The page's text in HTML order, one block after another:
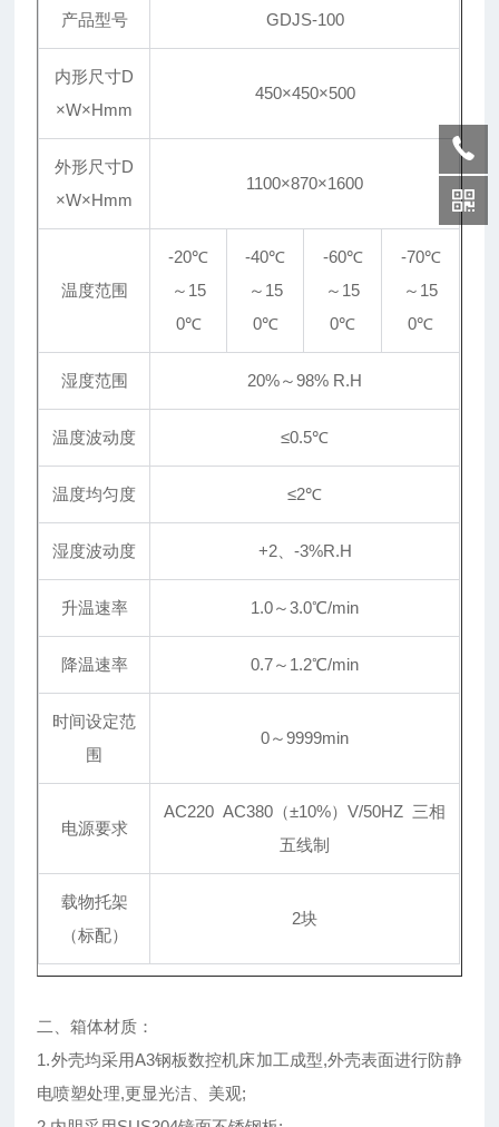
产品型号 GDJS-100
内形尺寸D
×W×Hmm
450×450×500
外形尺寸D
×W×Hmm
1100×870×1600
温度范围
-20℃
～15
0℃
-40℃
～15
0℃
-60℃
～15
0℃
-70℃
～15
0℃
湿度范围 20%～98% R.H
温度波动度 ≤0.5℃
温度均匀度 ≤2℃
湿度波动度 +2、-3%R.H
升温速率 1.0～3.0℃/min
降温速率 0.7～1.2℃/min
时间设定范
围
0～9999min
电源要求
AC220 AC380（±10%）V/50HZ 三相
五线制
载物托架
（标配）
2块
二、箱体材质：
1.外壳均采用A3钢板数控机床加工成型,外壳表面进行防静
电喷塑处理,更显光洁、美观;